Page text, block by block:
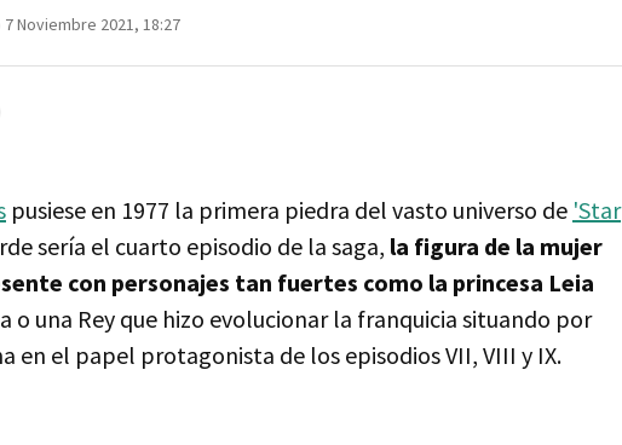
Noviembre 2021, 18:27
pusiese en 1977 la primera piedra del vasto universo de 'Star
sería el cuarto episodio de la saga, la figura de la mujer
con personajes tan fuertes como la princesa Leia
o una Rey que hizo evolucionar la franquicia situando por
en el papel protagonista de los episodios VII, VIII y IX.